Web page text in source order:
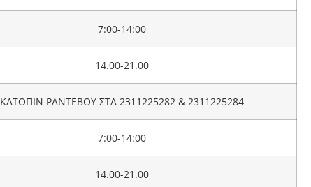
7:00-14:00
14.00-21.00
ΚΑΤΟΠΙΝ ΡΑΝΤΕΒΟΥ ΣΤΑ 2311225282 & 2311225284
7:00-14:00
14.00-21.00